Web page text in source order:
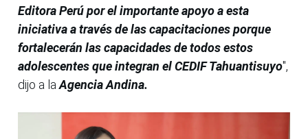
Editora Perú por el importante apoyo a esta
iniciativa a través de las capacitaciones porque
fortalecerán las capacidades de todos estos
adolescentes que integran el CEDIF Tahuantisuyo",
dijo a laAgencia Andina.